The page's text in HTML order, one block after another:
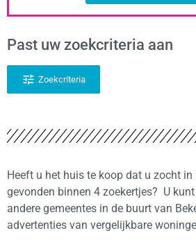
Past uw zoekcriteria aan
Zoekcriteria
Heeft u het huis te koop dat u zocht in
gevonden binnen 4 zoekertjes? U
andere gemeentes in de buurt van
advertenties van vergelijkbare